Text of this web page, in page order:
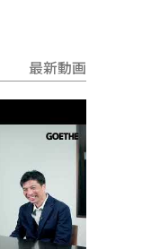
最新動画